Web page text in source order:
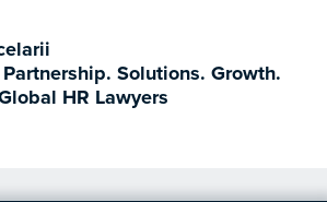
Partnership. Solutions. Growth.
HR Lawyers